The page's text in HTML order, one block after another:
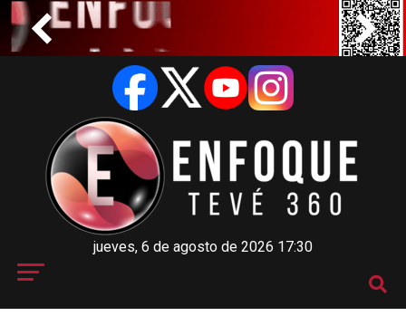
jueves, 6 de agosto de 2026 17:30